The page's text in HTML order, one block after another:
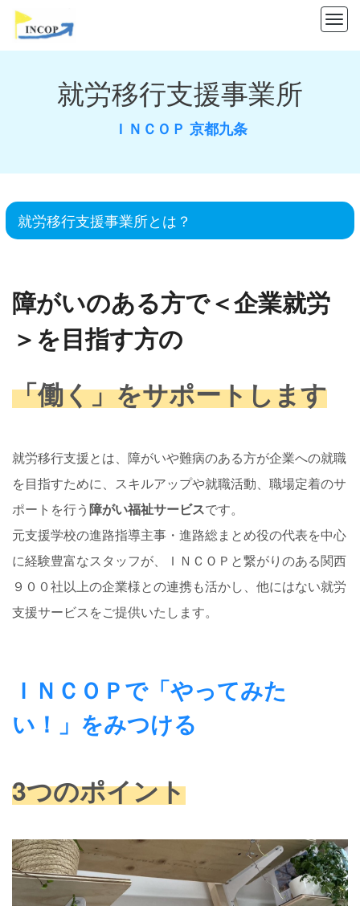
M
就労移行支援事業所
ＩＮＣＯＰ 京都九条
就労移行支援事業所とは？
障がいのある方で＜企業就労
＞を目指す方の
「働く」をサポートします
就労移行支援とは、障がいや難病のある方が企業への就職
を目指すために、スキルアップや就職活動、職場定着のサ
ポートを行う障がい福祉サービスです。
元支援学校の進路指導主事・進路総まとめ役の代表を中心
に経験豊富なスタッフが、ＩＮＣＯＰと繋がりのある関西
９００社以上の企業様との連携も活かし、他にはない就労
支援サービスをご提供いたします。
ＩＮＣＯＰで「やってみた
い！」をみつける
3つのポイント